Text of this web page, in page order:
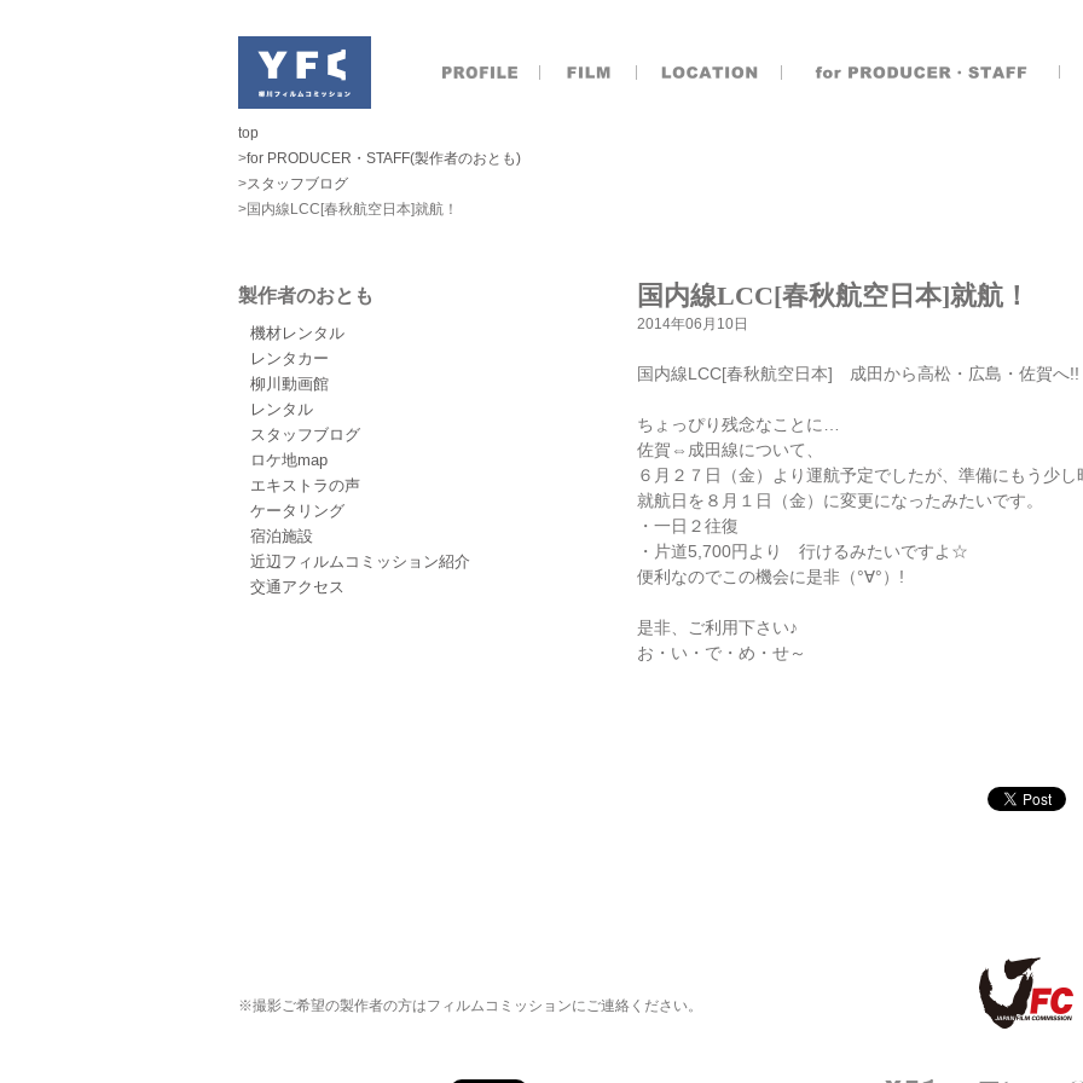
top
>for PRODUCER・STAFF(製作者のおとも)
>スタッフブログ
>国内線LCC[春秋航空日本]就航！
製作者のおとも
機材レンタル
レンタカー
柳川動画館
レンタル
スタッフブログ
ロケ地map
エキストラの声
ケータリング
宿泊施設
近辺フィルムコミッション紹介
交通アクセス
国内線LCC[春秋航空日本]就航！
2014年06月10日
国内線LCC[春秋航空日本] 成田から高松・広島・佐賀へ!!
ちょっぴり残念なことに…
佐賀⇔成田線について、
６月２７日（金）より運航予定でしたが、準備にもう少
就航日を８月１日（金）に変更になったみたいです。
・一日２往復
・片道5,700円より 行けるみたいですよ☆
便利なのでこの機会に是非（°∀°）!
是非、ご利用下さい♪
お・い・で・め・せ～
※撮影ご希望の製作者の方はフィルムコミッションにご連絡ください。